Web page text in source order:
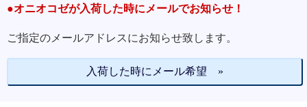
●オニオコゼが入荷した時にメールでお知らせ！
ご指定のメールアドレスにお知らせ致します。
入荷した時にメール希望 »